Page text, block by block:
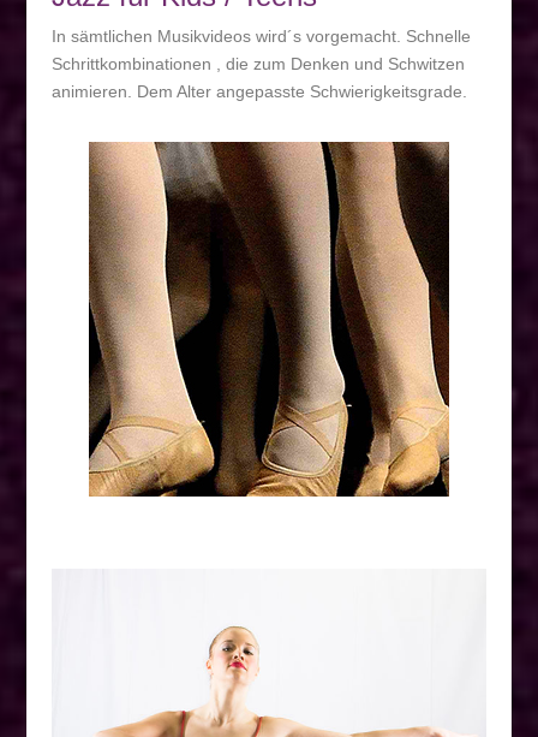
In sämtlichen Musikvideos wird´s vorgemacht. Schnelle
Schrittkombinationen , die zum Denken und Schwitzen
animieren. Dem Alter angepasste Schwierigkeitsgrade.